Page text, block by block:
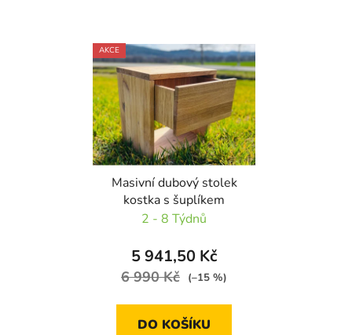
AKCE
Masivní dubový stolek
kostka s šuplíkem
2 - 8 Týdnů
5 941,50 Kč
6 990 Kč (–15 %)
DO KOŠÍKU